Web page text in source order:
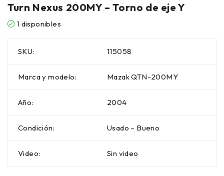
Turn Nexus 200MY – Torno de eje Y
1 disponibles
SKU: 115058
Marca y modelo: Mazak QTN-200MY
Año: 2004
Condición: Usado – Bueno
Video: Sin video